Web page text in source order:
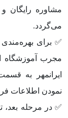
مشاوره رایگان
می‌گردد.
✅ برای
مجرب آموزشگاه
ایرانمهر به
نمودن اطلاعات
✅ در مرحله بعد،